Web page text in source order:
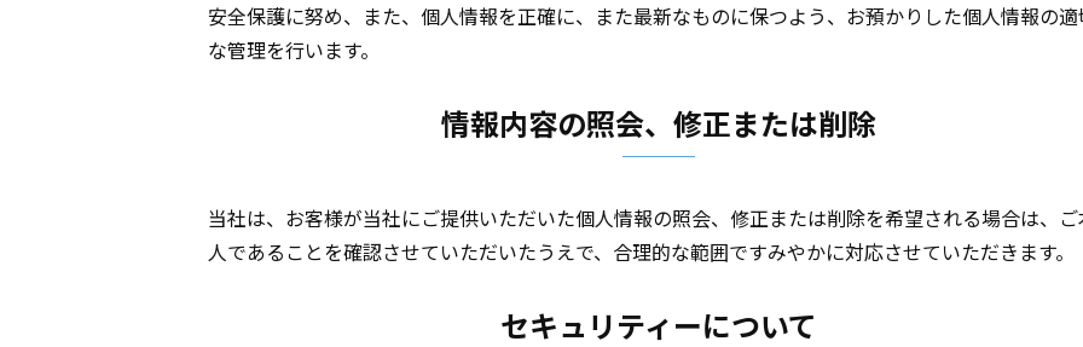
安全保護に努め、また、個人情報を正確に、また最新なものに保つよう、お預かりした個人情報の適
な管理を行います。
情報内容の照会、修正または削除
当社は、お客様が当社にご提供いただいた個人情報の照会、修正または削除を希望される場合は、ご
人であることを確認させていただいたうえで、合理的な範囲ですみやかに対応させていただきます。
セキュリティーについて